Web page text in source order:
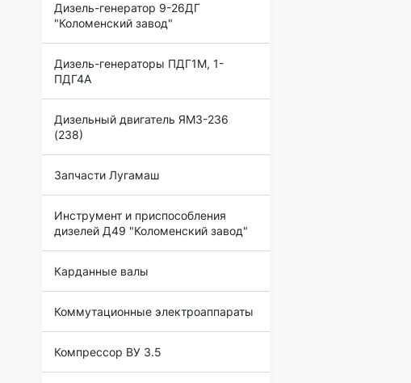
Дизель-генератор 9-26ДГ
"Коломенский завод"
Дизель-генераторы ПДГ1М, 1-
ПДГ4А
Дизельный двигатель ЯМЗ-236
(238)
Запчасти Лугамаш
Инструмент и приспособления
дизелей Д49 "Коломенский завод"
Карданные валы
Коммутационные электроаппараты
Компрессор ВУ 3.5